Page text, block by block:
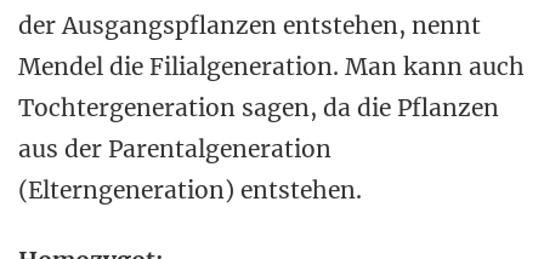
der Ausgangspflanzen entstehen, nennt
Mendel die Filialgeneration. Man kann auch
Tochtergeneration sagen, da die Pflanzen
aus der Parentalgeneration
(Elterngeneration) entstehen.